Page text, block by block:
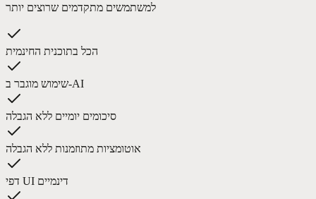
למשתמשים מתקדמים שרוצים יותר
הכל בתוכנית החינמית
שימוש מוגבר ב-AI
סיכומים יומיים ללא הגבלה
אוטומציות מתוזמנות ללא הגבלה
דפי UI דינמיים